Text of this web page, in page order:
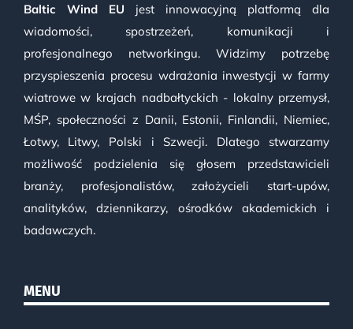
Baltic Wind EU jest innowacyjną platformą dla
wiadomości, spostrzeżeń, komunikacji i
profesjonalnego networkingu. Widzimy potrzebę
przyspieszenia procesu wdrażania inwestycji w farmy
wiatrowe w krajach nadbałtyckich - lokalny przemysł,
MŚP, społeczności z Danii, Estonii, Finlandii, Niemiec,
Łotwy, Litwy, Polski i Szwecji. Dlatego stwarzamy
możliwość podzielenia się głosem przedstawicieli
branży, profesjonalistów, założycieli start-upów,
analityków, dziennikarzy, ośrodków akademickich i
badawczych.
MENU